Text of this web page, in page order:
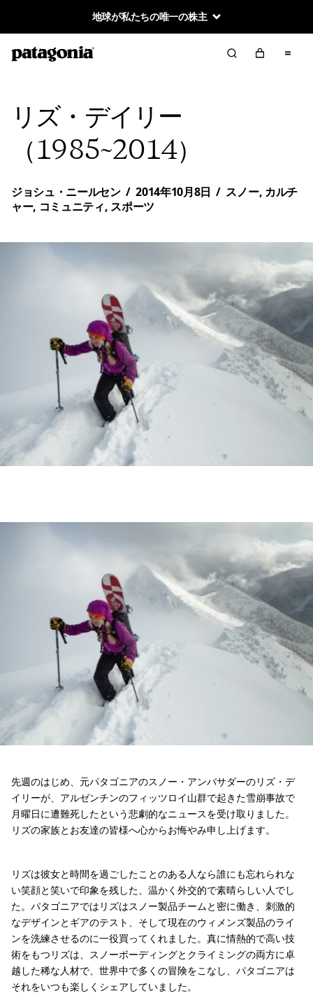
地球が私たちの唯一の株主
リズ・デイリー
（1985~2014）
ジョシュ・ニールセン / 2014年10月8日 / スノー, カルチ
ャー, コミュニティ, スポーツ
先週のはじめ、元パタゴニアのスノー・アンバサダーのリズ・デ
イリーが、アルゼンチンのフィッツロイ山群で起きた雪崩事故で
月曜日に遭難死したという悲劇的なニュースを受け取りました。
リズの家族とお友達の皆様へ心からお悔やみ申し上げます。
リズは彼女と時間を過ごしたことのある人なら誰にも忘れられな
い笑顔と笑いで印象を残した、温かく外交的で素晴らしい人でし
た。パタゴニアではリズはスノー製品チームと密に働き、刺激的
なデザインとギアのテスト、そして現在のウィメンズ製品のライ
ンを洗練させるのに一役買ってくれました。真に情熱的で高い技
術をもつリズは、スノーボーディングとクライミングの両方に卓
越した稀な人材で、世界中で多くの冒険をこなし、パタゴニアは
それをいつも楽しくシェアしていました。